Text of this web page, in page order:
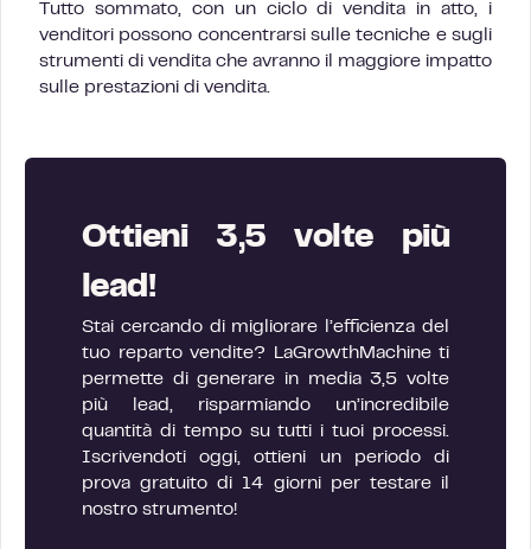
Tutto sommato, con un ciclo di vendita in atto, i
venditori possono concentrarsi sulle tecniche e sugli
strumenti di vendita che avranno il maggiore impatto
sulle prestazioni di vendita.
Ottieni 3,5 volte più
lead!
Stai cercando di migliorare l’efficienza del
tuo reparto vendite? LaGrowthMachine ti
permette di generare in media 3,5 volte
più lead, risparmiando un’incredibile
quantità di tempo su tutti i tuoi processi.
Iscrivendoti oggi, ottieni un periodo di
prova gratuito di 14 giorni per testare il
nostro strumento!